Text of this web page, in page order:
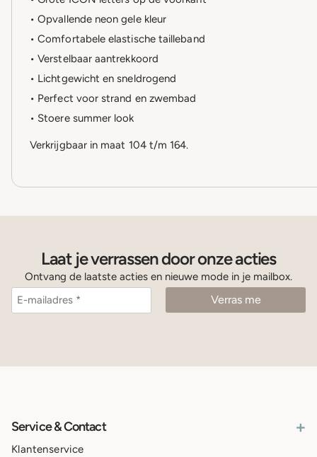
• Opvallende neon gele kleur
• Comfortabele elastische tailleband
• Verstelbaar aantrekkoord
• Lichtgewicht en sneldrogend
• Perfect voor strand en zwembad
• Stoere summer look
Verkrijgbaar in maat 104 t/m 164.
Laat je verrassen door onze acties
Ontvang de laatste acties en nieuwe mode in je mailbox.
Service & Contact +
Klantenservice